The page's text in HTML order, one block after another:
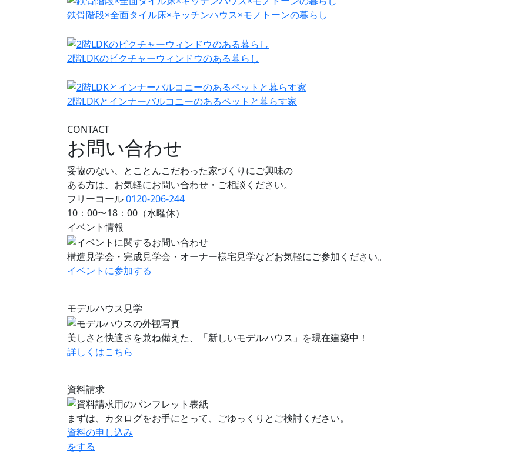
鉄骨階段×全面タイル床×キッチンハウス×モノトーンの暮らし
2階LDKのピクチャーウィンドウのある暮らし
2階LDKとインナーバルコニーのあるペットと暮らす家
CONTACT
お問い合わせ
妥協のない、とことんこだわった家づくりにご興味の
ある方は、お気軽にお問い合わせ・ご相談ください。
フリーコール0120-206-244
10：00〜18：00（水曜休）
イベント情報
構造見学会・完成見学会・オーナー様宅見学などお気軽にご参加ください。
イベントに参加する
モデルハウス見学
美しさと快適さを兼ね備えた、「新しいモデルハウス」を現在建築中！
詳しくはこちら
資料請求
まずは、カタログをお手にとって、ごゆっくりとご検討ください。
資料の申し込み
をする